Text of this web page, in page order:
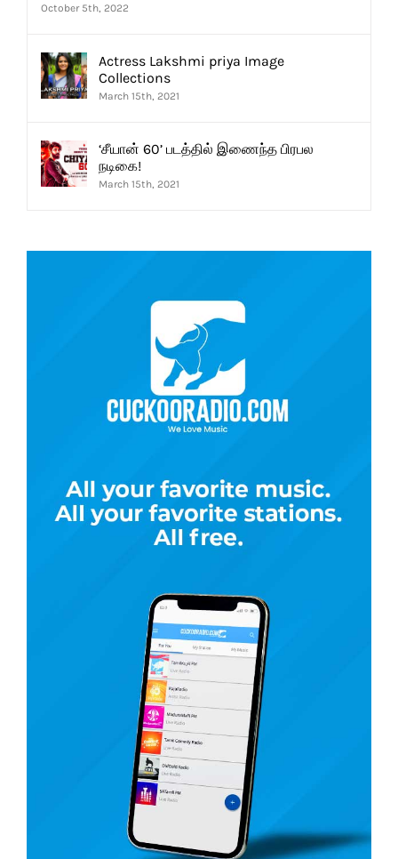
October 5th, 2022
Actress Lakshmi priya Image
Collections
March 15th, 2021
‘சீயான் 60’ படத்தில் இணைந்த பிரபல
நடிகை!
March 15th, 2021